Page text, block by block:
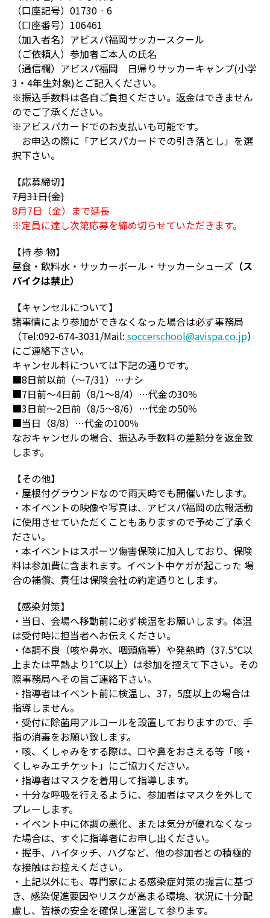
（口座記号）01730‐6
（口座番号）106461
（加入者名）アビスパ福岡サッカースクール
（ご依頼人）参加者ご本人の氏名
（通信欄）アビスパ福岡 日帰りサッカーキャンプ(小学
3・4年生対象)とご記入ください。
※振込手数料は各自ご負担ください。返金はできません
のでご了承ください。
※アビスパカードでのお支払いも可能です。
お申込の際に「アビスパカードでの引き落とし」を選
択下さい。
【応募締切】
7月31日(金)
8月7日（金）まで延長
※定員に達し次第応募を締め切らせていただきます。
【持 参 物】
昼食・飲料水・サッカーボール・サッカーシューズ （ス
パイクは禁止）
【キャンセルについて】
諸事情により参加ができなくなった場合は必ず事務局
（Tel:092-674-3031/Mail: soccerschool@avispa.co.jp）
にご連絡下さい。
キャンセル料については下記の通りです。
■8日前以前（～7/31）…ナシ
■7日前～4日前（8/1～8/4）…代金の30％
■3日前～2日前（8/5～8/6）…代金の50％
■当日（8/8）…代金の100％
なおキャンセルの場合、振込み手数料の差額分を返金致
します。
【その他】
・屋根付グラウンドなので雨天時でも開催いたします。
・本イベントの映像や写真は、アビスパ福岡の広報活動
に使用させていただくこともありますので予めご了承く
ださい。
・本イベントはスポーツ傷害保険に加入しており、保険
料は参加費に含まれます。イベント中ケガが起こった 場
合の補償、責任は保険会社の約定通りとします。
【感染対策】
・当日、会場へ移動前に必ず検温をお願いします。体温
は受付時に担当者へお伝えください。
・体調不良（咳や鼻水、咽頭痛等）や発熱時（37.5℃以
上または平熱より1℃以上）は参加を控えて下さい。その
際事務局へその旨ご連絡下さい。
・指導者はイベント前に検温し、37，5度以上の場合は
指導しません。
・受付に除菌用アルコールを設置しておりますので、手
指の消毒をお願い致します。
・咳、くしゃみをする際は、口や鼻をおさえる等「咳・
くしゃみエチケット」にご協力ください。
・指導者はマスクを着用して指導します。
・十分な呼吸を行えるように、参加者はマスクを外して
プレーします。
・イベント中に体調の悪化、または気分が優れなくなっ
た場合は、すぐに指導者にお申し出ください。
・握手、ハイタッチ、ハグなど、他の参加者との積極的
な接触はお控えください。
・上記以外にも、専門家による感染症対策の提言に基づ
き、感染促進要因やリスクが高まる環境、状況に十分配
慮し、皆様の安全を確保し運営して参ります。